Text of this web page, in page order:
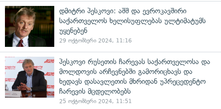
დმიტრი პესკოვი: აშშ და ევროკავშირი
საქართველოს ხელისუფლებას ულტიმატუმს
უყენებენ
29 ოქტომბერი 2024, 11:16
პესკოვი რუსეთის ჩარევას საქართველოსა და
მოლდოვის არჩევნებში გამორიცხავს და
ხედავს დასავლეთის მხრიდან უპრეცედენტო
ჩარევის მცდელობებს
25 ოქტომბერი 2024, 11:51